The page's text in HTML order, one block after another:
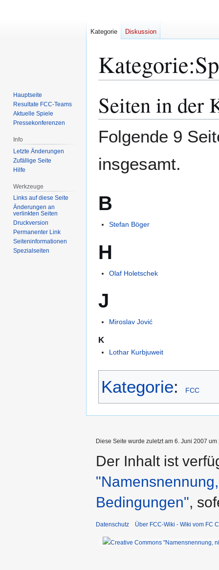
Kategorie:
Navigation
Suche
Seiten in der
Folgende 9
insgesamt.
B
Stefan Böger
H
Olaf Holetschek
J
Miroslav Jović
K
Lothar Kurbjuweit
Kategorie: FCC
Kategorie Diskussion
Hauptseite
Resultate FCC-Teams
Aktuelle Spiele
Pressekonferenzen
Info
Letzte Änderungen
Zufällige Seite
Hilfe
Werkzeuge
Links auf diese Seite
Änderungen an
verlinkten Seiten
Druckversion
Permanenter Link
Seiten­­informationen
Spezialseiten
Diese Seite wurde zuletzt am 6. Juni 2007
Der Inhalt ist
Bedingungen",
Datenschutz Über FCC-Wiki - Wiki vom FC